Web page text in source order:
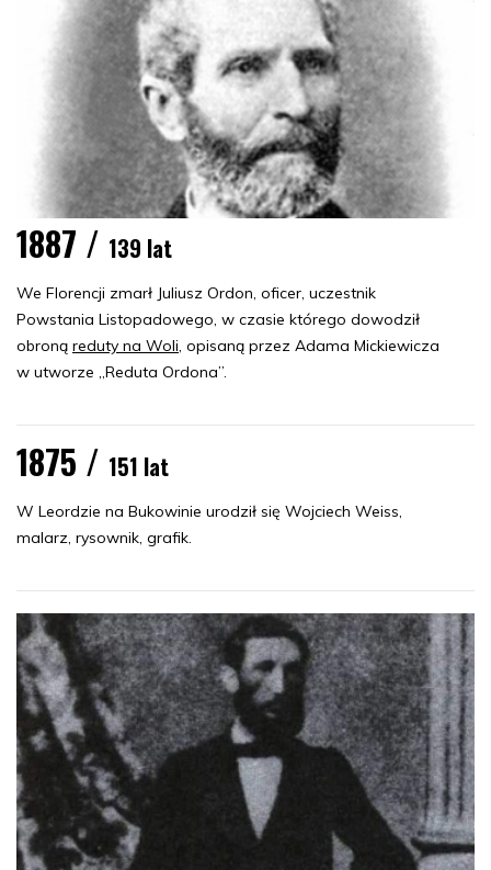
1887 / 139 lat
We Florencji zmarł Juliusz Ordon, oficer, uczestnik
Powstania Listopadowego, w czasie którego dowodził
obroną reduty na Woli, opisaną przez Adama Mickiewicza
w utworze „Reduta Ordona”.
1875 / 151 lat
W Leordzie na Bukowinie urodził się Wojciech Weiss,
malarz, rysownik, grafik.